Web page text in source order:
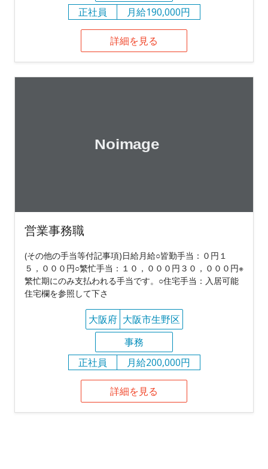
正社員
月給190,000円
詳細を見る
営業事務職
(その他の手当等付記事項)日給月給○皆勤手当：０円１
５，０００円○繁忙手当：１０，０００円３０，０００円※
繁忙期にのみ支払われる手当です。○住宅手当：入居可能
住宅欄を参照して下さ
大阪府 大阪市生野区
事務
正社員
月給200,000円
詳細を見る